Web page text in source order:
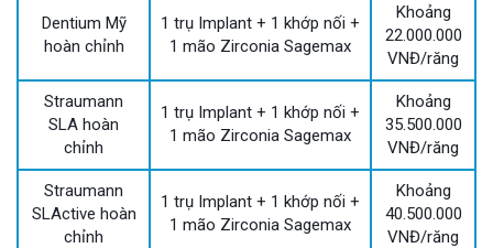
Dentium Mỹ
hoàn chỉnh
1 trụ Implant + 1 khớp nối +
1 mão Zirconia Sagemax
Khoảng
22.000.000
VNĐ/răng
Straumann
SLA hoàn
chỉnh
1 trụ Implant + 1 khớp nối +
1 mão Zirconia Sagemax
Khoảng
35.500.000
VNĐ/răng
Straumann
SLActive hoàn
chỉnh
1 trụ Implant + 1 khớp nối +
1 mão Zirconia Sagemax
Khoảng
40.500.000
VNĐ/răng